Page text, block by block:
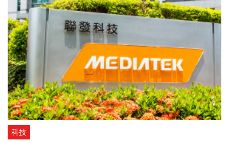
而是分批布局台積電(2330)、聯發科(2454)與聯電(2303)的時機。杜
金龍表示，已在7月17日大盤重挫時，加碼台積電和聯發科，認為台
股真正止跌，這兩大權值股必須率先回穩，從上周五盤勢來看，台
積電和聯發科雙雙攻上漲停，成為帶動大盤反攻最大力量。至於聯
電，杜金龍指出，聯電與世界先進等個股融資餘額相對較高，在大
幅修正後，也有機會隨籌碼沉澱與基本面消息重新止穩。
科技